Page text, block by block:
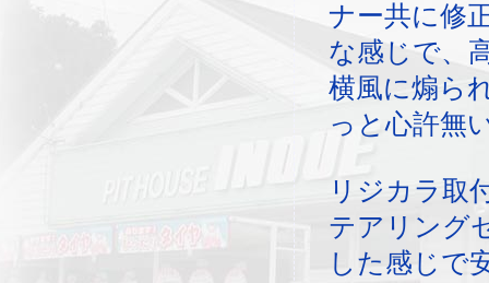
ナー共に修
な感じで、
横風に煽ら
っと心許無
リジカラ取
テアリング
した感じで